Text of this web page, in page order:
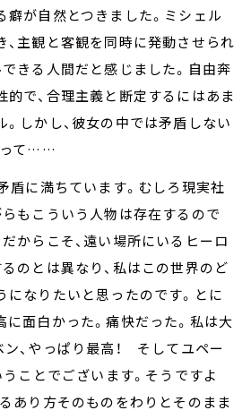
癖が自然とつきました。ミシェル
、主観と客観を同時に発動させられ
きる人間だと感じました。自由奔
で、合理主義と断定するにはあま
しかし、彼女の中では矛盾しない
って……
盾に満ちています。むしろ現実社
もこういう人物は存在するので
からこそ、遠い場所にいるヒーロ
のとは異なり、私はこの世界のど
になりたいと思ったのです。とに
面白かった。痛快だった。私は大
、やっぱり最高！ そしてユペー
うことでございます。そうですよ
あり方そのものをわりとそのまま